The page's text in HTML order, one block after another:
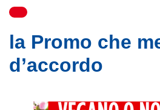
RICETTE
BONUS FEDELTÀ
OFFERTE
la Promo che
d’accordo